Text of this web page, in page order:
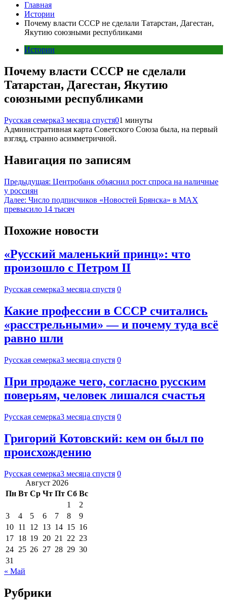
Главная
Истории
Почему власти СССР не сделали Татарстан, Дагестан,
Якутию союзными республиками
Истории
Почему власти СССР не сделали
Татарстан, Дагестан, Якутию
союзными республиками
Русская семерка3 месяца спустя01 минуты
Административная карта Советского Союза была, на первый
взгляд, странно асимметричной.
Навигация по записям
Предыдущая: Центробанк объяснил рост спроса на наличные
у россиян
Далее: Число подписчиков «Новостей Брянска» в MAX
превысило 14 тысяч
Похожие новости
«Русский маленький принц»: что
произошло с Петром II
Русская семерка3 месяца спустя 0
Какие профессии в СССР считались
«расстрельными» — и почему туда всё
равно шли
Русская семерка3 месяца спустя 0
При продаже чего, согласно русским
поверьям, человек лишался счастья
Русская семерка3 месяца спустя 0
Григорий Котовский: кем он был по
происхождению
Русская семерка3 месяца спустя 0
Август 2026
Пн Вт Ср Чт Пт Сб Вс
1
2
3
4 5 6 7 8
9
10 11 12 13 14 15 16
17 18 19 20 21 22 23
24 25 26 27 28 29 30
31
« Май
Рубрики